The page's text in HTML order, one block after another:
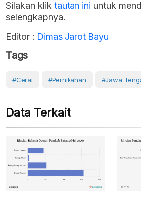
Silakan klik tautan ini untuk
selengkapnya.
Editor : Dimas Jarot Bayu
Tags
#Cerai #Pernikahan #Jawa
Data Terkait